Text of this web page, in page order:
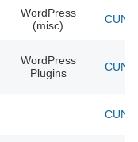
WordPress
(misc)
WordPress
Plugins